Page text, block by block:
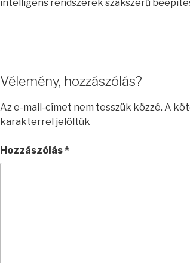
intelligens rendszerek szakszerű
Vélemény, hozzászólás?
Az e-mail-címet nem tesszük közzé. A
karakterrel jelöltük
Hozzászólás*